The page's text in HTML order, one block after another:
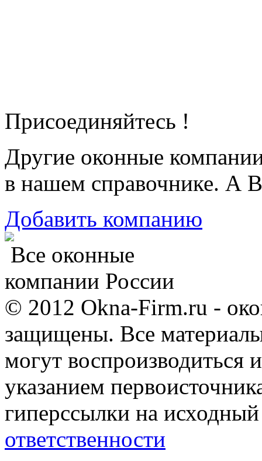
Присоединяйтесь !
Другие оконные
в нашем справочнике. А
Добавить компанию
Все оконные
компании России
© 2012 Okna-Firm.ru -
защищены. Все
могут воспроизводиться
указанием
гиперссылки на
ответственности